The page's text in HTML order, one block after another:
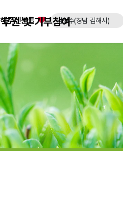
해주신분들
임형수(경남 김해시)
노창래(경기 화성시)
김수연(경기 수원시)
강운규(경기 수원시)
신선일(경기 수원시)
임종국(경기 화성시)
류민우(경남 양산시)
박경희
후원 및 기부참여